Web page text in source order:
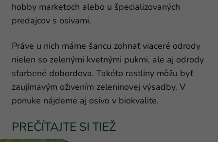
hobby marketoch alebo u špecializovaných
predajcov s osivami.
Práve u nich máme šancu zohnať viaceré odrody
nielen so zelenými kvetnými pukmi, ale aj odrody
sfarbené dobordova. Takéto rastliny môžu byť
zaujímavým oživením zeleninovej výsadby. V
ponuke nájdeme aj osivo v biokvalite.
PREČÍTAJTE SI TIEŽ